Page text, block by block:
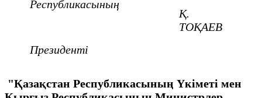
Республикасының
Президенті
Қ.
ТОҚАЕВ
"Қазақстан Республикасының Үкіметі мен